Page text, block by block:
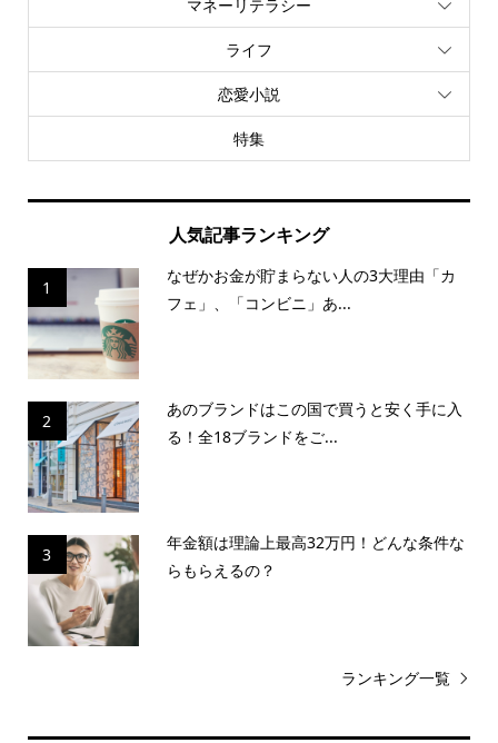
マネーリテラシー
ライフ
恋愛小説
特集
人気記事ランキング
1
なぜかお金が貯まらない人の3大理由「カ
フェ」、「コンビニ」あ...
2
あのブランドはこの国で買うと安く手に入
る！全18ブランドをご...
3
年金額は理論上最高32万円！どんな条件な
らもらえるの？
ランキング一覧